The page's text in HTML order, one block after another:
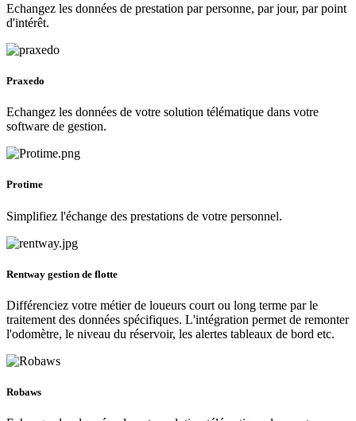
Echangez les données de prestation par personne, par jour, par point
d'intérêt.
Praxedo
Echangez les données de votre solution télématique dans votre
software de gestion.
Protime
Simplifiez l'échange des prestations de votre personnel.
Rentway gestion de flotte
Différenciez votre métier de loueurs court ou long terme par le
traitement des données spécifiques. L'intégration permet de remonter
l'odomètre, le niveau du réservoir, les alertes tableaux de bord etc.
Robaws